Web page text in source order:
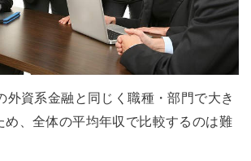
外資系金融と同じく職種・部門で大き
め、全体の平均年収で比較するのは難